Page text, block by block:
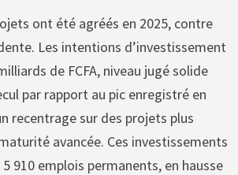
ont été agréés en 2025, contre
Les intentions d’investissement
de FCFA, niveau jugé solide
par rapport au pic enregistré en
recentrage sur des projets plus
avancée. Ces investissements
910 emplois permanents, en hausse